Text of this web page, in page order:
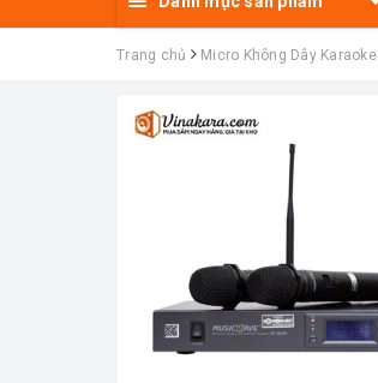
Trang chủ Micro Không Dây Karaoke